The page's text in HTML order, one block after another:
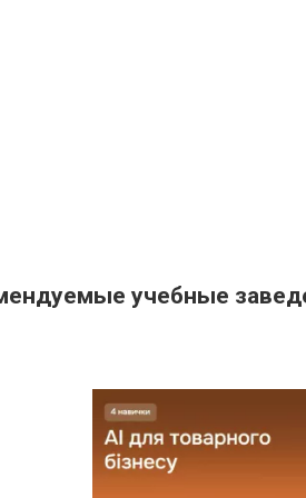
учебные